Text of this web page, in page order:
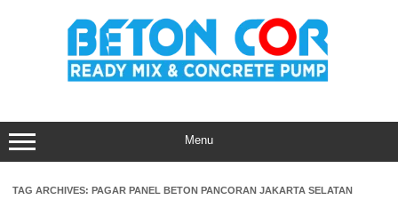
Menu
TAG ARCHIVES: PAGAR PANEL BETON PANCORAN JAKARTA SELATAN